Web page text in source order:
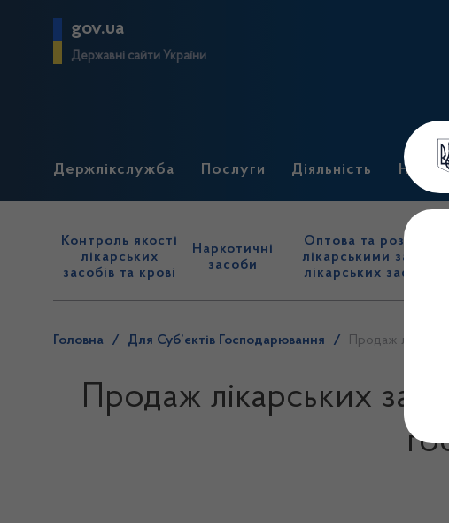
gov.ua
Державні сайти України
Держлікслужба Послуги Діяльність
Контроль якості
лікарських
засобів та крові
Наркотичні
засоби
Оптова та роздрібна
лікарськими
лікарських засобів
Головна / Для Суб’єктів Господарювання / Продаж
Продаж лікарських